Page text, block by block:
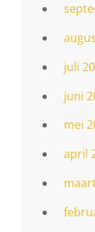
juli
juni
mei
april